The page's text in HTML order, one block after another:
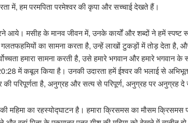
में, हम परमपिता परमेश्वर की कृपा और सच्चाई देखते हैं।
आये। मसीह के मानव जीवन में, उनके कार्यों और शब्दों ने हमें स्पष्ट
का सामना करता है, उन्हें लाखों टुकड़ों में तोड़ देता है,
हमारा सामना करती है, उसे हमारे भगवान और हमारे भगवान
में कबूल किया है। उनकी उदारता हमें ईश्वर की भलाई से
की परिपूर्णता है, अनुग्रह और सत्य से परिपूर्ण, अनुग्रह पर अनुग्रह दे
की महिमा का रहस्योद्घाटन है। हमारा क्रिसमस का मौसम